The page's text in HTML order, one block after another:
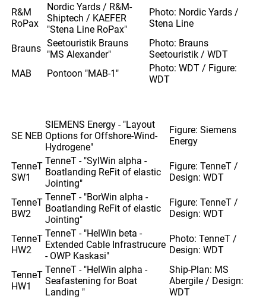
R&M
RoPax
Nordic Yards / R&M-
Shiptech / KAEFER
"Stena Line RoPax"
Photo: Nordic Yards /
Stena Line
Brauns Seetouristik Brauns
"MS Alexander"
Photo: Brauns
Seetouristik / WDT
MAB
Pontoon "MAB-1"
Photo: WDT / Figure:
WDT
SE NEB
SIEMENS Energy - "Layout
Options for Offshore-Wind-
Hydrogene"
Figure: Siemens
Energy
TenneT
SW1
TenneT - "SylWin alpha -
Boatlanding ReFit of elastic
Jointing"
Figure: TenneT /
Design: WDT
TenneT
BW2
TenneT - "BorWin alpha -
Boatlanding ReFit of elastic
Jointing"
Figure: TenneT /
Design: WDT
TenneT
HW2
TenneT - "HelWin beta -
Extended Cable Infrastrucure
- OWP Kaskasi"
Photo: TenneT /
Design: WDT
TenneT
HW1
TenneT - "HelWin alpha -
Seafastening for Boat
Landing "
Ship-Plan: MS
Abergile / Design:
WDT